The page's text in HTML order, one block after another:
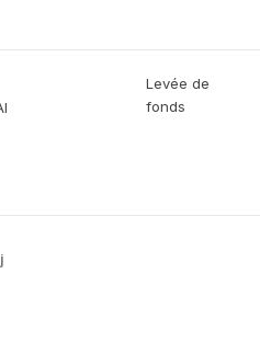
Levée de
fonds